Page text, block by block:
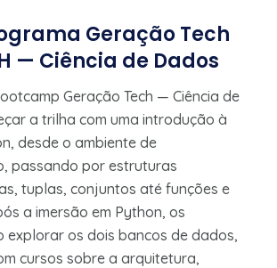
Geração Tech
— Ciência de Dados
Geração Tech — Ciência de
a trilha com uma introdução à
desde o ambiente de
passando por estruturas
tuplas, conjuntos até funções e
a imersão em Python, os
explorar os dois bancos de dados,
cursos sobre a arquitetura,